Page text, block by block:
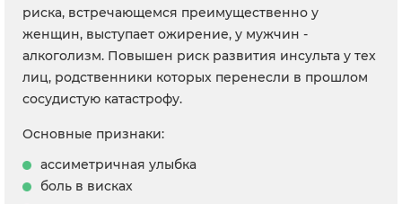
риска, встречающемся преимущественно у
женщин, выступает ожирение, у мужчин -
алкоголизм. Повышен риск развития инсульта у тех
лиц, родственники которых перенесли в прошлом
сосудистую катастрофу.
Основные признаки:
ассиметричная улыбка
боль в висках